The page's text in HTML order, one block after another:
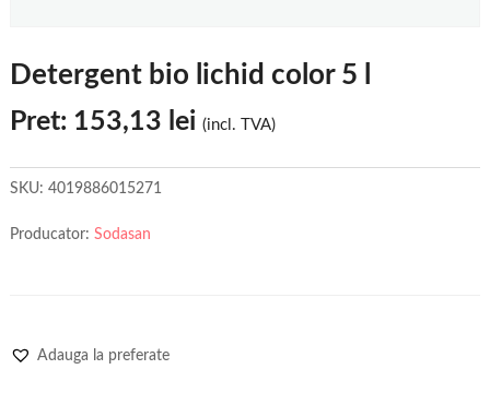
Detergent bio lichid color 5 l
Pret: 153,13 lei (incl. TVA)
SKU: 4019886015271
Producator: Sodasan
Adauga la preferate